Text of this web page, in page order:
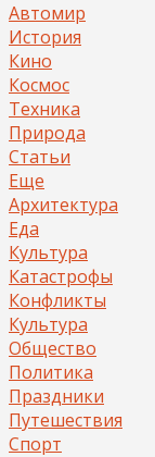
Автомир
История
Кино
Космос
Техника
Природа
Статьи
Еще
Архитектура
Еда
Культура
Катастрофы
Конфликты
Культура
Общество
Политика
Праздники
Путешествия
Спорт